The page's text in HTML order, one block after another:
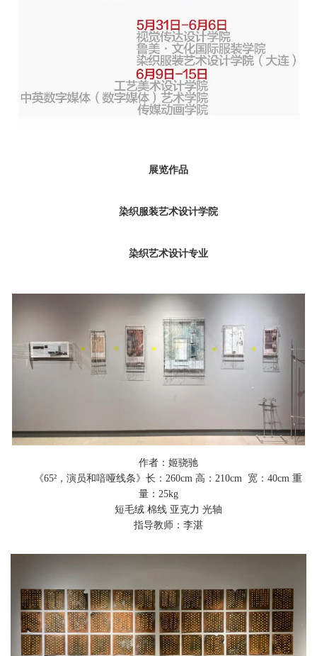
展览作品
染织服装艺术设计学院
染织艺术设计专业
作者：姬骁驰
《65² ，演员和喑哑线条》 长：260cm 高： 210cm 宽： 40cm 重
量：25kg
短毛绒 棉线 亚克力 光轴
指导教师：李湛